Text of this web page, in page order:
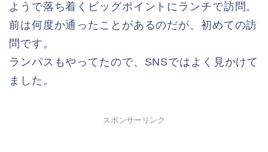
ようで落ち着くビッグポイントにランチで訪問。
前は何度か通ったことがあるのだが、初めての訪
問です。
ランパスもやってたので、SNSではよく見かけて
ました。
スポンサーリンク